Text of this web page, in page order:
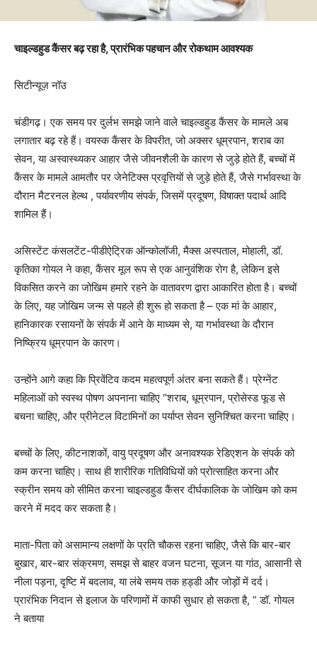
चाइल्डहुड कैंसर बढ़ रहा है, प्रारंभिक पहचान और रोकथाम आवश्यक
सिटीन्यूज़ नॉउ
चंडीगढ़। एक समय पर दुर्लभ समझे जाने वाले चाइल्डहुड कैंसर के मामले अब
लगातार बढ़ रहे हैं। वयस्क कैंसर के विपरीत, जो अक्सर धूम्रपान, शराब का
सेवन, या अस्वास्थ्यकर आहार जैसे जीवनशैली के कारण से जुड़े होते हैं, बच्चों में
कैंसर के मामले आमतौर पर जेनेटिक्स प्रवृत्तियों से जुड़े होते हैं, जैसे गर्भावस्था के
दौरान मैटरनल हेल्थ , पर्यावरणीय संपर्क, जिसमें प्रदूषण, विषाक्त पदार्थ आदि
शामिल हैं।
असिस्टेंट कंसलटेंट-पीडीऐट्रिक ऑन्कोलॉजी, मैक्स अस्पताल, मोहाली, डॉ.
कृतिका गोयल ने कहा, कैंसर मूल रूप से एक आनुवंशिक रोग है, लेकिन इसे
विकसित करने का जोखिम हमारे रहने के वातावरण द्वारा आकारित होता है। बच्चों
के लिए, यह जोखिम जन्म से पहले ही शुरू हो सकता है – एक मां के आहार,
हानिकारक रसायनों के संपर्क में आने के माध्यम से, या गर्भावस्था के दौरान
निष्क्रिय धूम्रपान के कारण।
उन्होंने आगे कहा कि प्रिवेंटिव कदम महत्वपूर्ण अंतर बना सकते हैं। प्रेग्नेंट
महिलाओं को स्वस्थ पोषण अपनाना चाहिए “शराब, धूम्रपान, प्रोसेस्ड फूड से
बचना चाहिए, और प्रीनेटल विटामिनों का पर्याप्त सेवन सुनिश्चित करना चाहिए।
बच्चों के लिए, कीटनाशकों, वायु प्रदूषण और अनावश्यक रेडिएशन के संपर्क को
कम करना चाहिए। साथ ही शारीरिक गतिविधियों को प्रोत्साहित करना और
स्क्रीन समय को सीमित करना चाइल्डहुड कैंसर दीर्घकालिक के जोखिम को कम
करने में मदद कर सकता है।
माता-पिता को असामान्य लक्षणों के प्रति चौकस रहना चाहिए, जैसे कि बार-बार
बुखार, बार-बार संक्रमण, समझ से बाहर वजन घटना, सूजन या गांठ, आसानी से
नीला पड़ना, दृष्टि में बदलाव, या लंबे समय तक हड्डी और जोड़ों में दर्द।
प्रारंभिक निदान से इलाज के परिणामों में काफी सुधार हो सकता है, ” डॉ. गोयल
ने बताया